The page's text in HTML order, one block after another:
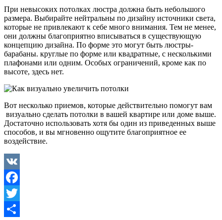
При невысоких потолках люстра должна быть небольшого
размера. Выбирайте нейтральны по дизайну источники света,
которые не привлекают к себе много внимания. Тем не менее,
они должны благоприятно вписываться в существующую
концепцию дизайна. По форме это могут быть люстры-
барабаны. круглые по форме или квадратные, с несколькими
плафонами или одним. Особых ограничений, кроме как по
высоте, здесь нет.
Вот несколько приемов, которые действительно помогут вам
визуально сделать потолки в вашей квартире или доме выше.
Достаточно использовать хотя бы один из приведенных выше
способов, и вы мгновенно ощутите благоприятное ее
воздействие.
VK
Facebook
Twitter